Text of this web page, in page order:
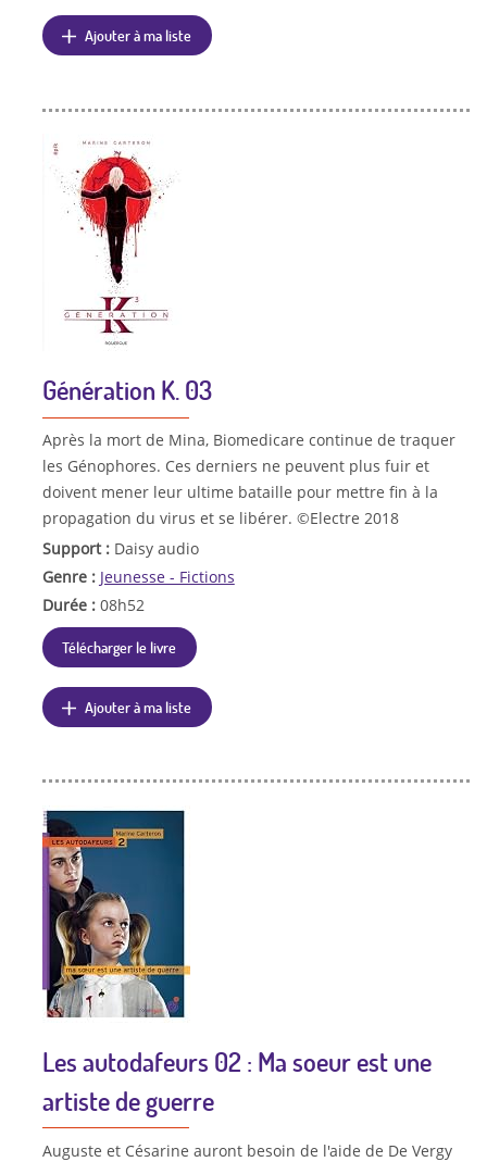
Ajouter à ma liste
Génération K. 03
Après la mort de Mina, Biomedicare continue de traquer
les Génophores. Ces derniers ne peuvent plus fuir et
doivent mener leur ultime bataille pour mettre fin à la
propagation du virus et se libérer. ©Electre 2018
Support : Daisy audio
Genre : Jeunesse - Fictions
Durée : 08h52
Télécharger le livre
Ajouter à ma liste
Les autodafeurs 02 : Ma soeur est une
artiste de guerre
Auguste et Césarine auront besoin de l'aide de De Vergy